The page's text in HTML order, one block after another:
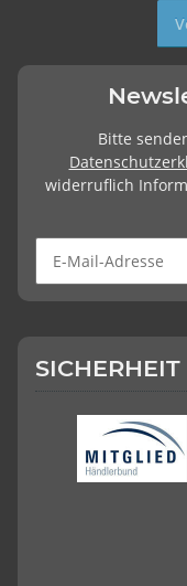
Bitte
widerruflich
SICHERHEIT